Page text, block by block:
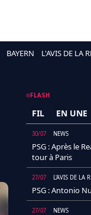
BAYERN L'AVIS DE LA
FLASH
FIL EN UNE
30/07 NEWS
PSG : Après le
tour à Paris
27/07 L'AVIS DE LA
PSG : Antonio
27/07 NEWS